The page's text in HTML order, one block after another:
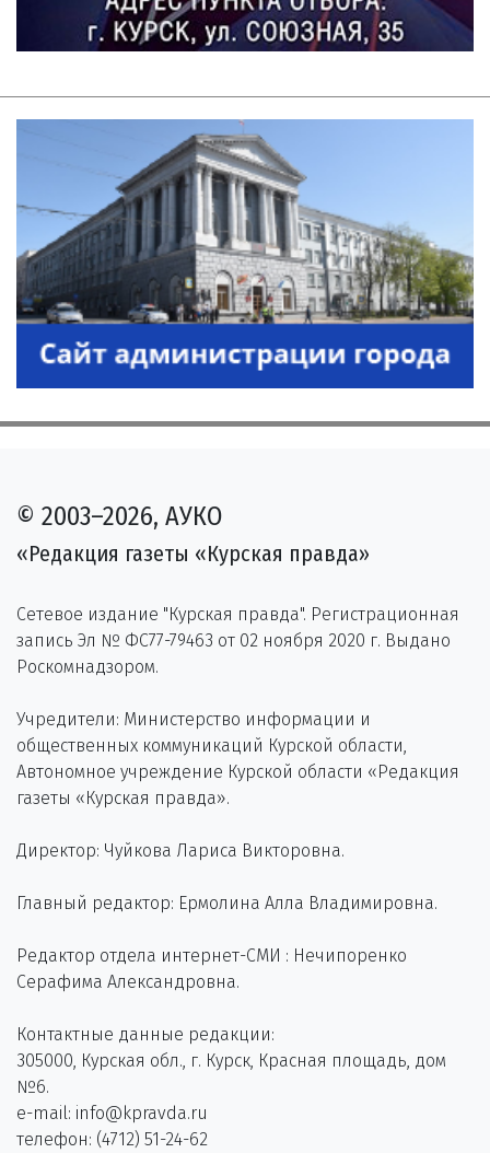
© 2003–2026, АУКО
«Редакция газеты «Курская правда»
Сетевое издание "Курская правда". Регистрационная
запись Эл № ФС77-79463 от 02 ноября 2020 г. Выдано
Роскомнадзором.
Учредители: Министерство информации и
общественных коммуникаций Курской области,
Автономное учреждение Курской области «Редакция
газеты «Курская правда».
Директор: Чуйкова Лариса Викторовна.
Главный редактор: Ермолина Алла Владимировна.
Редактор отдела интернет-СМИ : Нечипоренко
Серафима Александровна.
Контактные данные редакции:
305000, Курская обл., г. Курск, Красная площадь, дом
№6.
e-mail: info@kpravda.ru
телефон: (4712) 51-24-62